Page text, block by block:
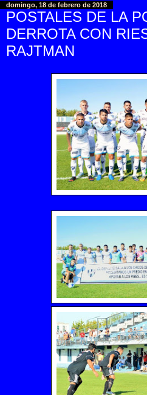
domingo, 18 de febrero de 2018
POSTALES DE LA
DERROTA CON
RAJTMAN